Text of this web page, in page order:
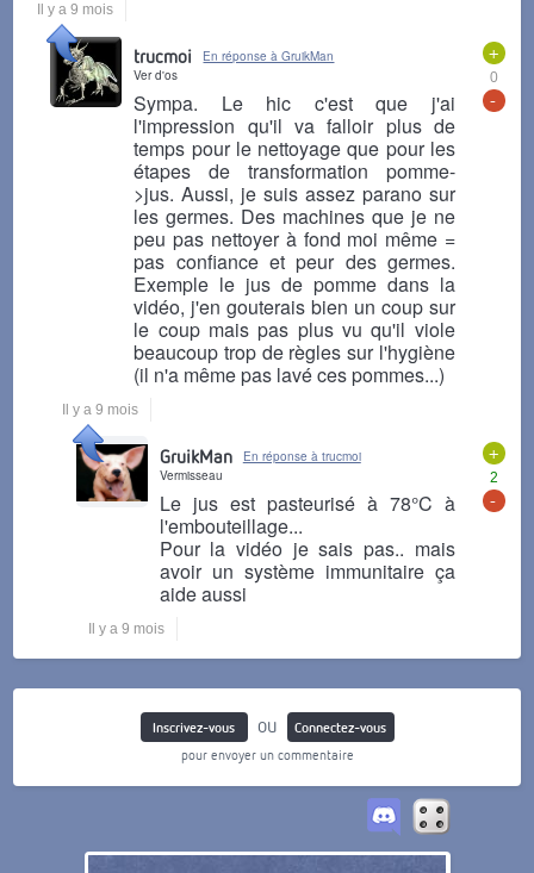
Il y a 9 mois
+
0
-
trucmoi
En réponse à GruikMan
Ver d'os
Sympa. Le hic c'est que j'ai
l'impression qu'il va falloir plus de
temps pour le nettoyage que pour les
étapes de transformation pomme-
>jus. Aussi, je suis assez parano sur
les germes. Des machines que je ne
peu pas nettoyer à fond moi même =
pas confiance et peur des germes.
Exemple le jus de pomme dans la
vidéo, j'en gouterais bien un coup sur
le coup mais pas plus vu qu'il viole
beaucoup trop de règles sur l'hygiène
(il n'a même pas lavé ces pommes...)
Il y a 9 mois
+
2
-
GruikMan
En réponse à trucmoi
Vermisseau
Le jus est pasteurisé à 78°C à
l'embouteillage...
Pour la vidéo je sais pas.. mais
avoir un système immunitaire ça
aide aussi
Il y a 9 mois
Inscrivez-vous ou
Connectez-vous
pour envoyer un commentaire